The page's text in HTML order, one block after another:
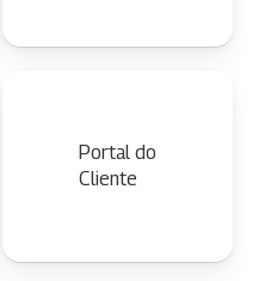
Portal do
Cliente